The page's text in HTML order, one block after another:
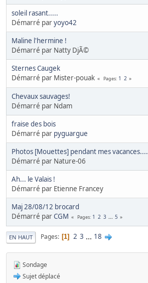
soleil rasant.....
Démarré paryoyo42
Maline l'hermine !
Démarré par Natty DjÃ©
Sternes Caugek
Démarré par Mister-pouak
Pages 1 2
Chevaux sauvages!
Démarré par Ndam
fraise des bois
Démarré par pyguargue
Photos [Mouettes] pendant mes vacances....
Démarré par Nature-06
Ah... le Valais !
Démarré par Etienne Francey
Maj 28/08/12 brocard
Démarré parCGM Pages 1 2 3 ... 5
EN HAUT Pages 1 2 3 ... 18
Sondage
Sujet déplacé